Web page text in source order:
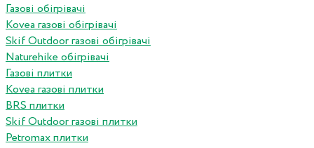
Газові обігрівачі
Kovea газові обігрівачі
Skif Outdoor газові обігрівачі
Naturehike обігрівачі
Газові плитки
Kovea газові плитки
BRS плитки
Skif Outdoor газові плитки
Petromax плитки